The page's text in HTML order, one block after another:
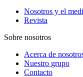
Nosotros y el
Revista
Sobre nosotros
Acerca de
Nuestro grupo
Contacto